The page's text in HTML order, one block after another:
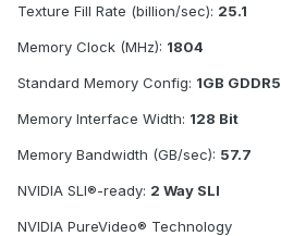
Texture Fill Rate (billion/sec): 25.1
Memory Clock (MHz): 1804
Standard Memory Config: 1GB GDDR5
Memory Interface Width: 128 Bit
Memory Bandwidth (GB/sec): 57.7
NVIDIA SLI®-ready: 2 Way SLI
NVIDIA PureVideo® Technology